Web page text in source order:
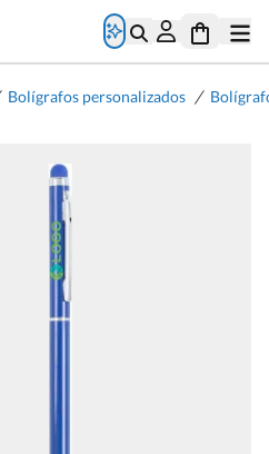
Bolígrafos personalizados /